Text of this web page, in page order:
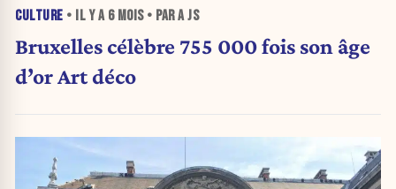
CULTURE • IL Y A 6 MOIS• PAR A JS
Bruxelles célèbre 755 000 fois son âge
d’or Art déco